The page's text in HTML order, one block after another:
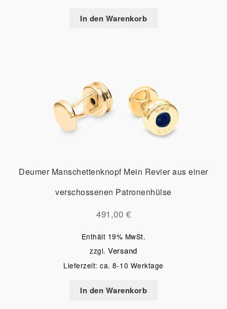
In den Warenkorb
Deumer Manschettenknopf Mein Revier aus einer
verschossenen Patronenhülse
491,00 €
Enthält 19% MwSt.
zzgl.Versand
Lieferzeit: ca. 8-10 Werktage
In den Warenkorb